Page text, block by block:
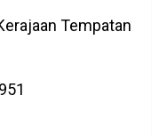
Tempatan